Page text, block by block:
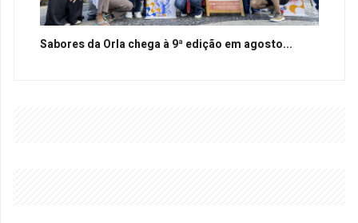
Sabores da Orla chega à 9ª edição em agosto...